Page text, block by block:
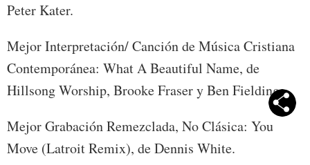
Peter Kater.
Mejor Interpretación/ Canción de Música Cristiana
Contemporánea: What A Beautiful Name, de
Hillsong Worship, Brooke Fraser y Ben Fielding.
Mejor Grabación Remezclada, No Clásica: You
Move (Latroit Remix), de Dennis White.